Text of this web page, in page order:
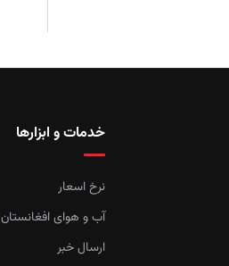
خدمات و ابزارها
نرخ اسعار
آب و هوای افغانستان
ارسال خبر